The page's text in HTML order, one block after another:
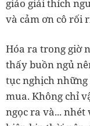
giáo giải thích
và cảm ơn cô rối
Hóa ra trong giờ
thấy buồn ngủ
tục nghịch
mua. Không chỉ
ngọc ra và... nhét